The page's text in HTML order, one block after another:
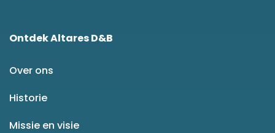
Ontdek Altares D&B
Over ons
Historie
Missie en visie